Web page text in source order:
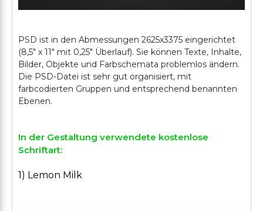
PSD ist in den Abmessungen 2625x3375 eingerichtet
(8,5" х 11" mit 0,25" Überlauf). Sie können Texte, Inhalte,
Bilder, Objekte und Farbschemata problemlos ändern.
Die PSD-Datei ist sehr gut organisiert, mit
farbcodierten Gruppen und entsprechend benannten
In der Gestaltung verwendete kostenlose
Schriftart:
1) Lemon Milk